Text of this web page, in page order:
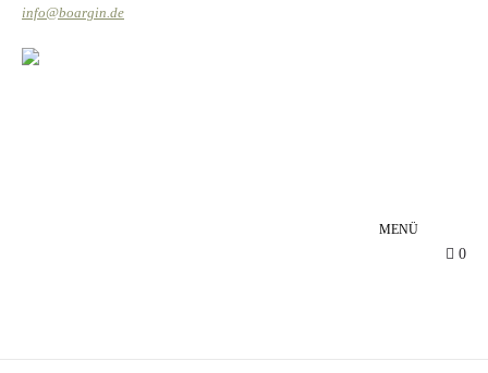
info@boargin.de
MENÜ
0